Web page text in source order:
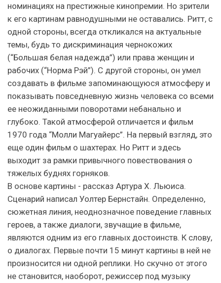
номинациях на престижные кинопремии. Но зрители
к его картинам равнодушными не оставались. Ритт, с
одной стороны, всегда откликался на актуальные
темы, будь то дискриминация чернокожих
(“Большая белая надежда”) или права женщин и
рабочих (“Норма Рэй”). С другой стороны, он умел
создавать в фильме запоминающуюся атмосферу и
показывать повседневную жизнь человека со всеми
ее неожиданными поворотами небанально и
глубоко. Такой атмосферой отличается и фильм
1970 года “Молли Магуайерс”. На первый взгляд, это
еще один фильм о шахтерах. Но Ритт и здесь
выходит за рамки привычного повествования о
тяжелых буднях горняков.
В основе картины - рассказ Артура Х. Льюиса.
Сценарий написал Уолтер Бернстайн. Определенно,
сюжетная линия, неоднозначное поведение главных
героев, а также диалоги, звучащие в фильме,
являются одним из его главных достоинств. К слову,
о диалогах. Первые почти 15 минут картины в ней не
произносится ни одной реплики. Но скучно от этого
не становится, наоборот, режиссер под музыку